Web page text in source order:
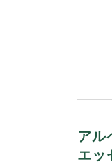
アル
エッ